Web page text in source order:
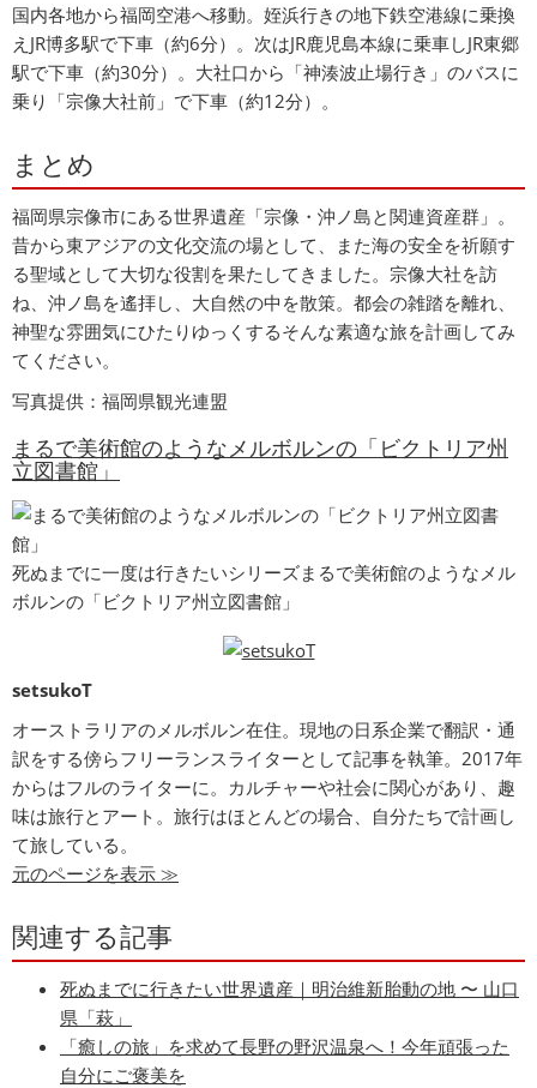
国内各地から福岡空港へ移動。姪浜行きの地下鉄空港線に乗換
えJR博多駅で下車（約6分）。次はJR鹿児島本線に乗車しJR東郷
駅で下車（約30分）。大社口から「神湊波止場行き」のバスに
乗り「宗像大社前」で下車（約12分）。
まとめ
福岡県宗像市にある世界遺産「宗像・沖ノ島と関連資産群」。
昔から東アジアの文化交流の場として、また海の安全を祈願す
る聖域として大切な役割を果たしてきました。宗像大社を訪
ね、沖ノ島を遙拝し、大自然の中を散策。都会の雑踏を離れ、
神聖な雰囲気にひたりゆっくするそんな素適な旅を計画してみ
てください。
写真提供：福岡県観光連盟
まるで美術館のようなメルボルンの「ビクトリア州
立図書館」
死ぬまでに一度は行きたいシリーズまるで美術館のようなメル
ボルンの「ビクトリア州立図書館」
setsukoT
オーストラリアのメルボルン在住。現地の日系企業で翻訳・通
訳をする傍らフリーランスライターとして記事を執筆。2017年
からはフルのライターに。カルチャーや社会に関心があり、趣
味は旅行とアート。旅行はほとんどの場合、自分たちで計画し
て旅している。
元のページを表示 ≫
関連する記事
死ぬまでに行きたい世界遺産｜明治維新胎動の地 〜 山口
県「萩」
「癒しの旅」を求めて長野の野沢温泉へ！今年頑張った
自分にご褒美を